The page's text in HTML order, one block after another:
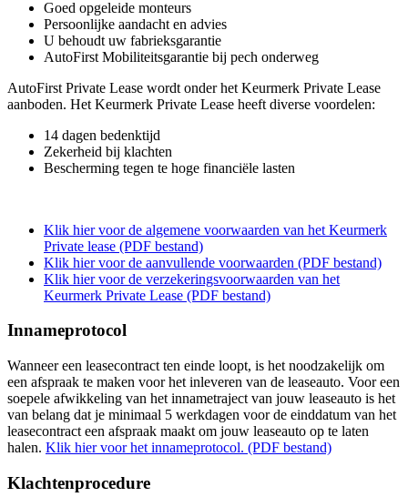
Goed opgeleide monteurs
Persoonlijke aandacht en advies
U behoudt uw fabrieksgarantie
AutoFirst Mobiliteitsgarantie bij pech onderweg
AutoFirst Private Lease wordt onder het Keurmerk Private Lease
aanboden. Het Keurmerk Private Lease heeft diverse voordelen:
14 dagen bedenktijd
Zekerheid bij klachten
Bescherming tegen te hoge financiële lasten
Klik hier voor de algemene voorwaarden van het Keurmerk
Private lease (PDF bestand)
Klik hier voor de aanvullende voorwaarden (PDF bestand)
Klik hier voor de verzekeringsvoorwaarden van het
Keurmerk Private Lease (PDF bestand)
Innameprotocol
Wanneer een leasecontract ten einde loopt, is het noodzakelijk om
een afspraak te maken voor het inleveren van de leaseauto. Voor een
soepele afwikkeling van het innametraject van jouw leaseauto is het
van belang dat je minimaal 5 werkdagen voor de einddatum van het
leasecontract een afspraak maakt om jouw leaseauto op te laten
halen. Klik hier voor het innameprotocol. (PDF bestand)
Klachtenprocedure